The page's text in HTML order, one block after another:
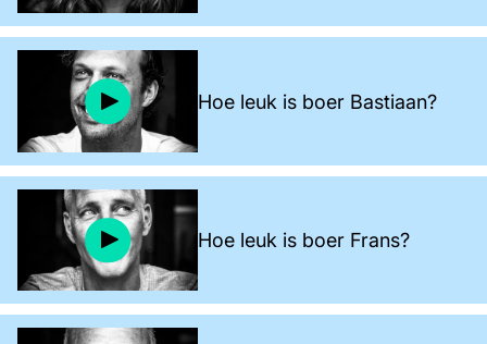
Hoe leuk is boer Bastiaan?
Hoe leuk is boer Frans?